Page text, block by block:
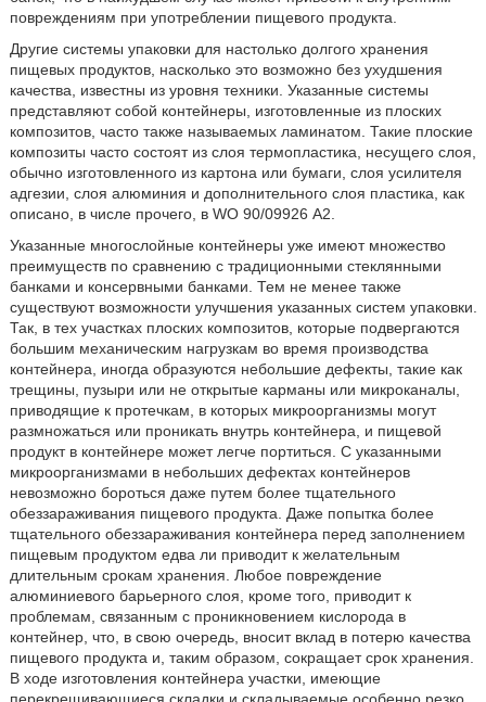
повреждениям при употреблении пищевого продукта.
Другие системы упаковки для настолько долгого хранения
пищевых продуктов, насколько это возможно без ухудшения
качества, известны из уровня техники. Указанные системы
представляют собой контейнеры, изготовленные из плоских
композитов, часто также называемых ламинатом. Такие плоские
композиты часто состоят из слоя термопластика, несущего слоя,
обычно изготовленного из картона или бумаги, слоя усилителя
адгезии, слоя алюминия и дополнительного слоя пластика, как
описано, в числе прочего, в WO 90/09926 А2.
Указанные многослойные контейнеры уже имеют множество
преимуществ по сравнению с традиционными стеклянными
банками и консервными банками. Тем не менее также
существуют возможности улучшения указанных систем упаковки.
Так, в тех участках плоских композитов, которые подвергаются
большим механическим нагрузкам во время производства
контейнера, иногда образуются небольшие дефекты, такие как
трещины, пузыри или не открытые карманы или микроканалы,
приводящие к протечкам, в которых микроорганизмы могут
размножаться или проникать внутрь контейнера, и пищевой
продукт в контейнере может легче портиться. С указанными
микроорганизмами в небольших дефектах контейнеров
невозможно бороться даже путем более тщательного
обеззараживания пищевого продукта. Даже попытка более
тщательного обеззараживания контейнера перед заполнением
пищевым продуктом едва ли приводит к желательным
длительным срокам хранения. Любое повреждение
алюминиевого барьерного слоя, кроме того, приводит к
проблемам, связанным с проникновением кислорода в
контейнер, что, в свою очередь, вносит вклад в потерю качества
пищевого продукта и, таким образом, сокращает срок хранения.
В ходе изготовления контейнера участки, имеющие